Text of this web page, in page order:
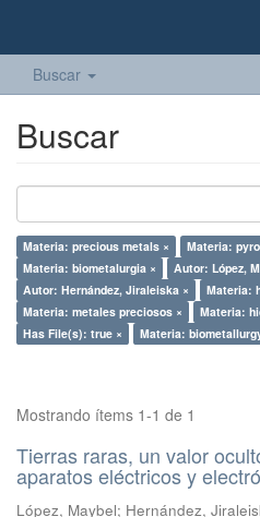
Buscar
Buscar
Materia: precious metals ×
Materia:
Materia: biometalurgia ×
Autor: López,
Autor: Hernández, Jiraleiska ×
Materia:
Materia: metales preciosos ×
Materia:
Has File(s): true ×
Materia:
Mostrando ítems 1-1 de 1
Tierras raras, un valor
aparatos eléctricos y
López, Maybel; Hernández,